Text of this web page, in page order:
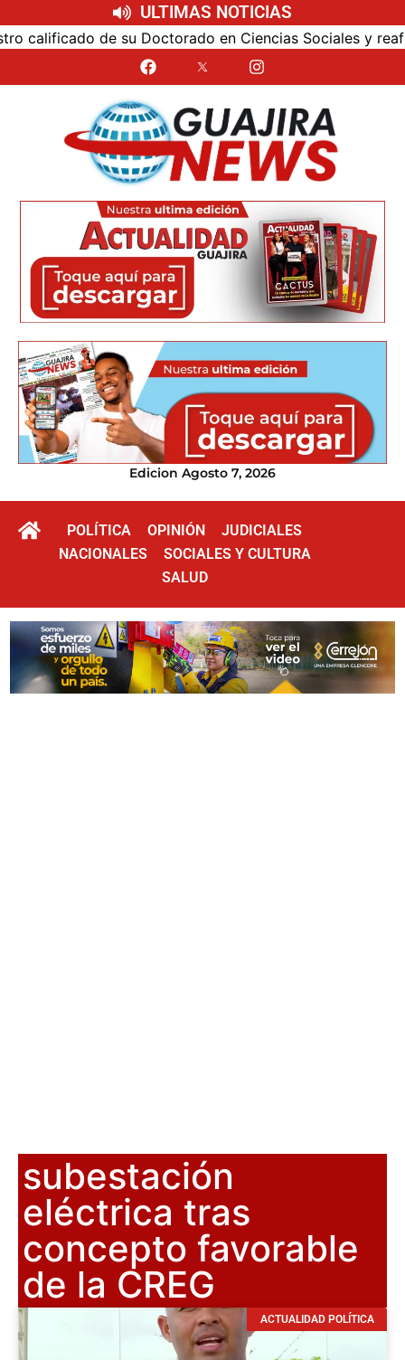
ULTIMAS NOTICIAS
de su Doctorado en Ciencias Sociales y
Edicion Agosto 7, 2026
POLÍTICA OPINIÓN
JUDICIALES
NACIONALES
SOCIALES Y CULTURA
SALUD
subestación
eléctrica tras
concepto favorable
de la CREG
ACTUALIDAD POLÍTICA